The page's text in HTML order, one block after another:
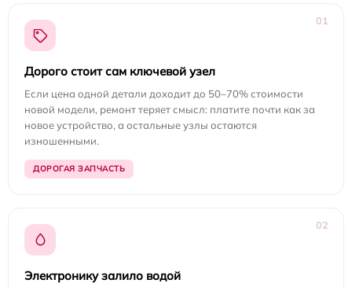
01
Дорого стоит сам ключевой узел
Если цена одной детали доходит до 50–70% стоимости
новой модели, ремонт теряет смысл: платите почти как за
новое устройство, а остальные узлы остаются
изношенными.
ДОРОГАЯ ЗАПЧАСТЬ
02
Электронику залило водой